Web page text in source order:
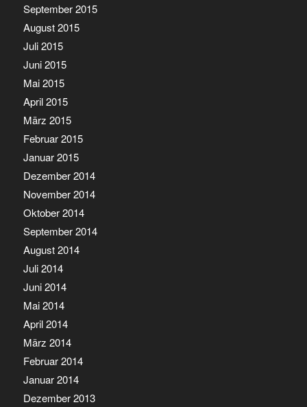
September 2015
August 2015
Juli 2015
Juni 2015
Mai 2015
April 2015
März 2015
Februar 2015
Januar 2015
Dezember 2014
November 2014
Oktober 2014
September 2014
August 2014
Juli 2014
Juni 2014
Mai 2014
April 2014
März 2014
Februar 2014
Januar 2014
Dezember 2013